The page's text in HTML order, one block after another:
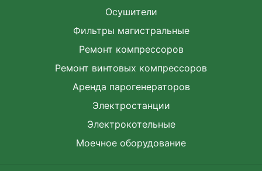
Осушители
Фильтры магистральные
Ремонт компрессоров
Ремонт винтовых компрессоров
Аренда парогенераторов
Электростанции
Электрокотельные
Моечное оборудование